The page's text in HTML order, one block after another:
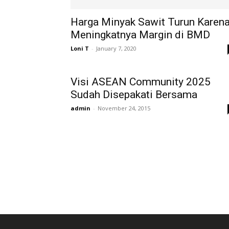
Harga Minyak Sawit Turun
Meningkatnya Margin di BMD
Loni T - January 7, 2020
Visi ASEAN Community 2025
Sudah Disepakati Bersama
admin - November 24, 2015